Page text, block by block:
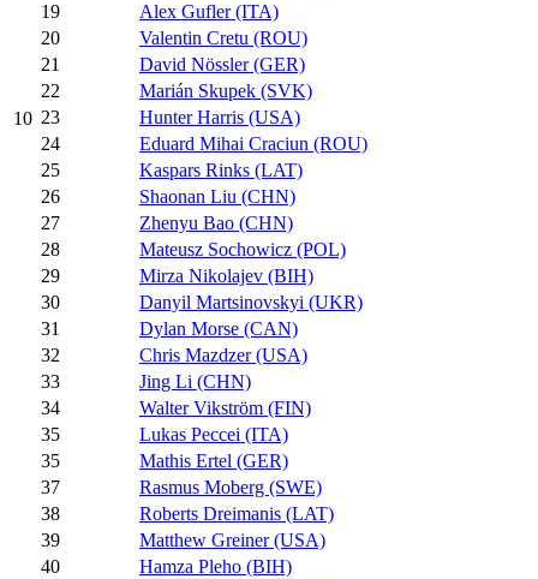
10
19
Alex Gufler (ITA)
20
Valentin Cretu (ROU)
21
David Nössler (GER)
22
Marián Skupek (SVK)
23
Hunter Harris (USA)
24
Eduard Mihai Craciun (ROU)
25
Kaspars Rinks (LAT)
26
Shaonan Liu (CHN)
27
Zhenyu Bao (CHN)
28
Mateusz Sochowicz (POL)
29
Mirza Nikolajev (BIH)
30
Danyil Martsinovskyi (UKR)
31
Dylan Morse (CAN)
32
Chris Mazdzer (USA)
33
Jing Li (CHN)
34
Walter Vikström (FIN)
35
Lukas Peccei (ITA)
35
Mathis Ertel (GER)
37
Rasmus Moberg (SWE)
38
Roberts Dreimanis (LAT)
39
Matthew Greiner (USA)
40
Hamza Pleho (BIH)